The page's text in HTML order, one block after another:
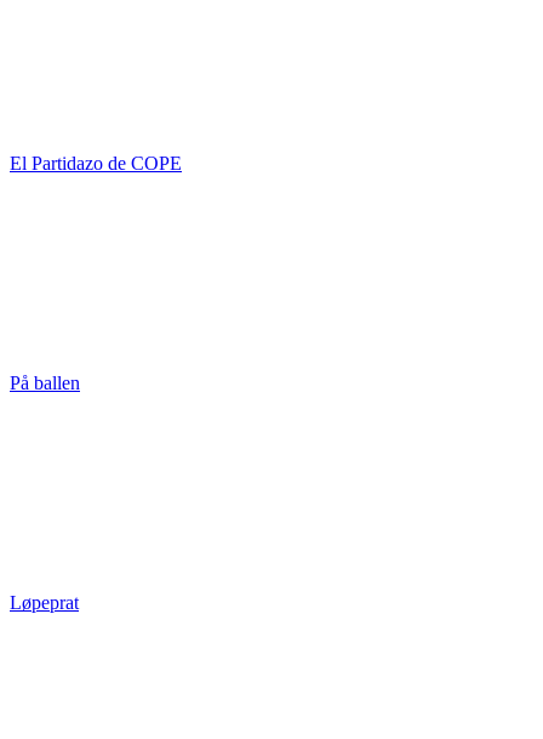
El Partidazo de COPE
På ballen
Løpeprat